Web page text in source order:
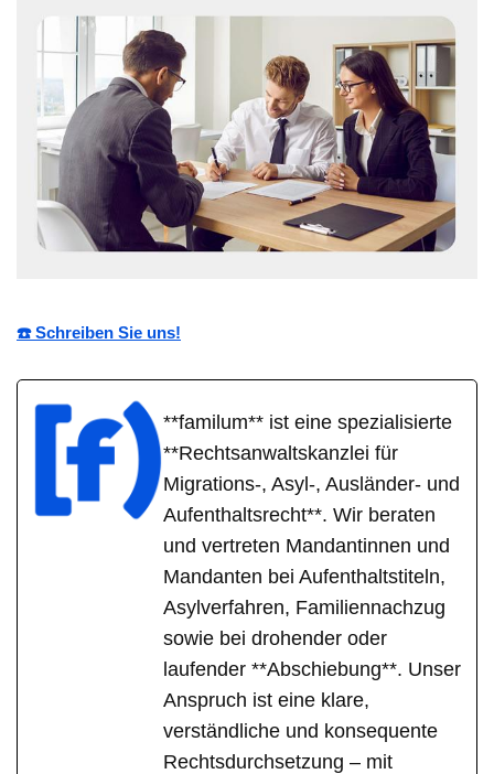
☎️ Schreiben Sie uns!
**familum** ist eine spezialisierte
**Rechtsanwaltskanzlei für
Migrations-, Asyl-, Ausländer- und
Aufenthaltsrecht**. Wir beraten
und vertreten Mandantinnen und
Mandanten bei Aufenthaltstiteln,
Asylverfahren, Familiennachzug
sowie bei drohender oder
laufender **Abschiebung**. Unser
Anspruch ist eine klare,
verständliche und konsequente
Rechtsdurchsetzung – mit